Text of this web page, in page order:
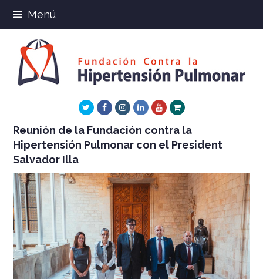
Menú
TwitterFacebookInstagram
LinkedInYoutube
Xing
Reunión de la Fundación contra la
Hipertensión Pulmonar con el President
Salvador Illa